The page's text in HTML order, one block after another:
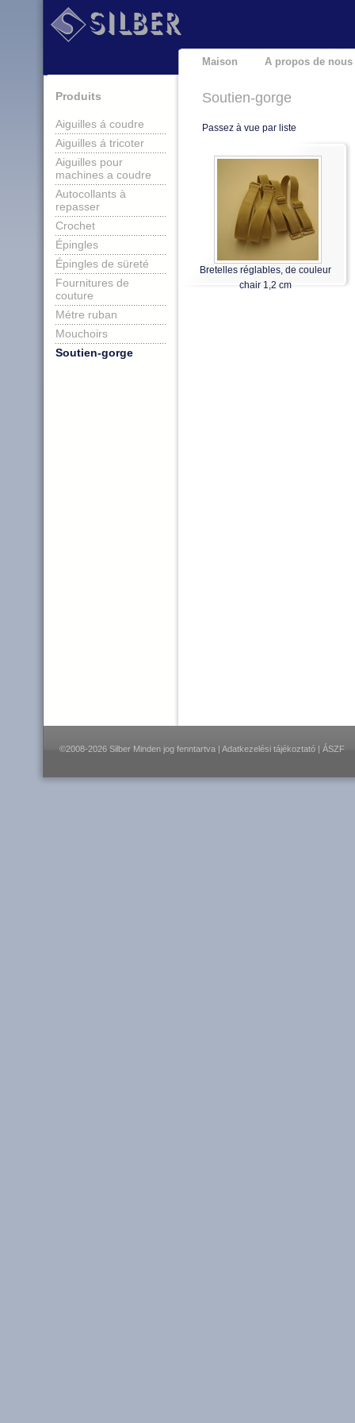
Maison A propos de nous
Produits
Aiguilles á coudre
Aiguilles á tricoter
Aiguilles pour
machines a coudre
Autocollants à
repasser
Crochet
Épingles
Épingles de süreté
Fournitures de
couture
Métre ruban
Mouchoirs
Soutien-gorge
Soutien-gorge
Passez à vue par liste
Bretelles réglables, de couleur
chair 1,2 cm
©2008-2026 Silber Minden jog fenntartva | Adatkezelési tájékoztató| ÁSZF